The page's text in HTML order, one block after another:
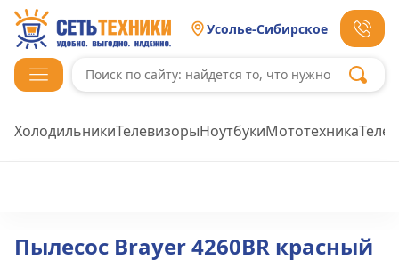
Усолье-Сибирское
ХолодильникиТелевизорыНоутбукиМототехника
Пылесос Brayer 4260BR красный